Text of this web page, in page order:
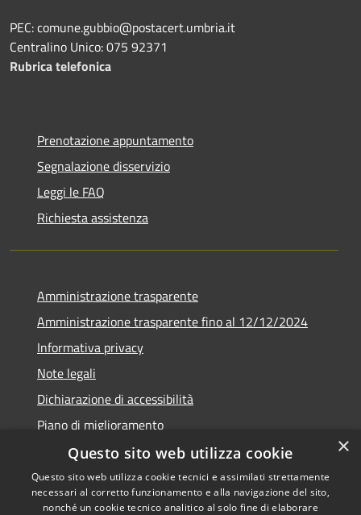
PEC: comune.gubbio@postacert.umbria.it
Centralino Unico: 075 92371
Rubrica telefonica
Prenotazione appuntamento
Segnalazione disservizio
Leggi le FAQ
Richiesta assistenza
Amministrazione trasparente
Amministrazione trasparente fino al 12/12/2024
Informativa privacy
Note legali
Dichiarazione di accessibilità
Piano di miglioramento
Copyright © 2026 • Town of •
×
Questo sito web utilizza cookie
Questo sito web utilizza cookie tecnici e assimilati strettamente
necessari al corretto funzionamento e alla navigazione del sito,
nonché un cookie tecnico analitico al solo fine di elaborare